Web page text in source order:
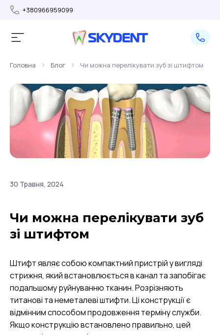
+380966959099
Головна > Блог > Чи можна перелікувати зуб зі штифтом
30 Травня, 2024
Чи можна перелікувати зуб
зі штифтом
Штифт являє собою компактний пристрій у вигляді
стрижня, який встановлюється в канал та запобігає
подальшому руйнуванню тканин. Розрізняють
титанові та неметалеві штифти. Ці конструкції є
відмінним способом продовження терміну служби.
Якщо конструкцію встановлено правильно, цей